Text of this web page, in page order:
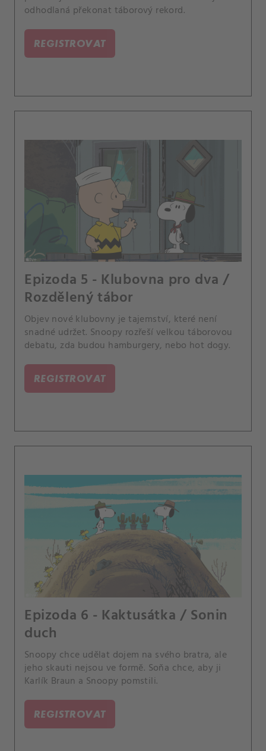
odhodlaná překonat táborový rekord.
REGISTROVAT
Epizoda 5 - Klubovna pro dva /
Rozdělený tábor
Objev nové klubovny je tajemství, které není
snadné udržet. Snoopy rozřeší velkou táborovou
debatu, zda budou hamburgery, nebo hot dogy.
REGISTROVAT
Epizoda 6 - Kaktusátka / Sonin
duch
Snoopy chce udělat dojem na svého bratra, ale
jeho skauti nejsou ve formě. Soňa chce, aby ji
Karlík Braun a Snoopy pomstili.
REGISTROVAT